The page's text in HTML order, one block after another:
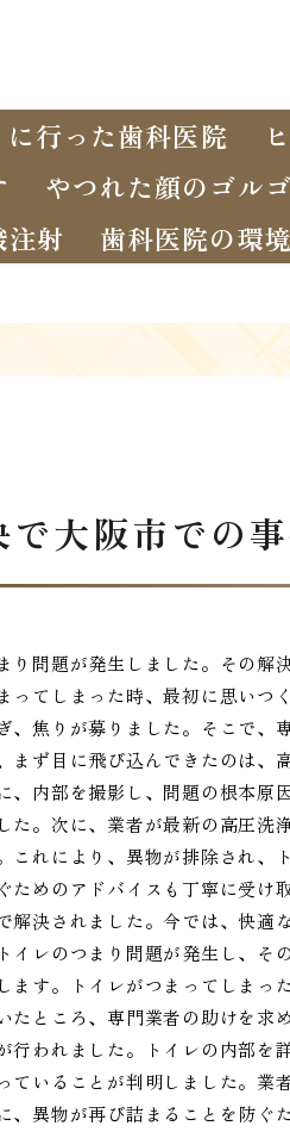
行った歯科医院
やつれた顔のゴル
注射
歯科医院の環
大阪市での
問題が発生しました。その解
てしまった時、最初に思いつ
、焦りが募りました。そこで、
ず目に飛び込んできたのは、
内部を撮影し、問題の根本原
。次に、業者が最新の高圧洗
これにより、異物が排除され、
めのアドバイスも丁寧に受け
決されました。今では、快適
レのつまり問題が発生し、そ
す。トイレがつまってしまっ
ところ、専門業者の助けを求
われました。トイレの内部を
いることが判明しました。業
異物が再び詰まることを防ぐ